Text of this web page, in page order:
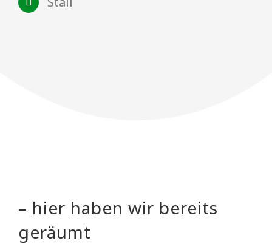
– hier haben wir bereits
geräumt